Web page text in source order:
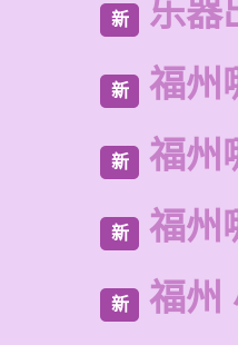
新 乐器
新 福州
新 福州
新 福州
新 福州